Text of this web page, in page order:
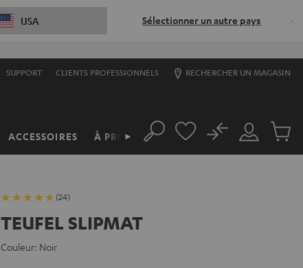
USA Sélectionner un autre pays
SUPPORT CLIENTS PROFESSIONNELS RECHERCHER UN MAGASIN
ACCESSOIRES À PROPOS
► Rechercher
Mon
compte
No
(24)
TEUFEL SLIPMAT
Couleur: Noir